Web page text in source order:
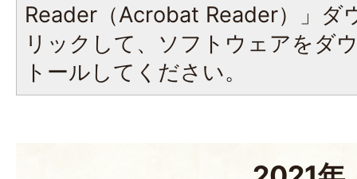
Reader（Acrobat Reader）」ダ
リックして、ソフトウェアをダ
トールしてください。